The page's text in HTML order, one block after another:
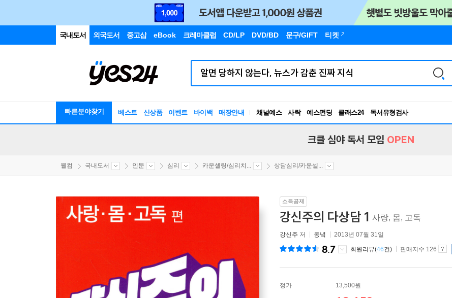
국내도서 외국도서 중고샵 eBook 크레마클럽 CD/LP DVD/BD 문구/GIFT 티켓
빠른분야찾기 베스트 신상품 이벤트 바이백 매장안내 채널예스 사락 예스펀딩 클래스24
RBTI Lab
독서유형검사
크클 심야 독서 모임 OPEN
웰컴 국내도서 인문 심리 카운셀링/심리치... 상담심리/카운셀...
소득공제
강신주의 다상담 1 사랑, 몸, 고독
강신주 저 동녘 2013년 07월 31일
8.7 회원리뷰(46건) 판매지수 126
정가 13,500원